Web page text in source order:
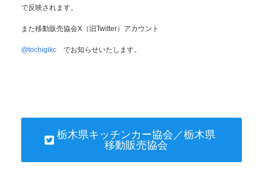
で反映されます。
また移動販売協会X（旧Twitter）アカウント
@tochigikc でお知らせいたします。
栃木県キッチンカー協会／栃木県
移動販売協会